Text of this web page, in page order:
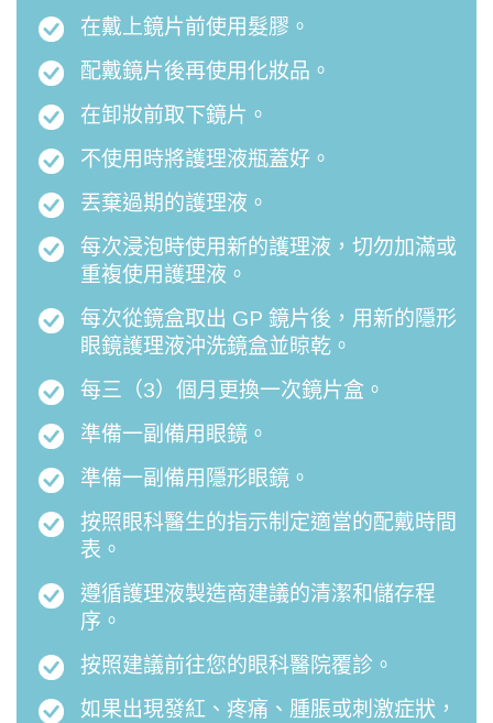
在戴上鏡片前使用髮膠。
配戴鏡片後再使用化妝品。
在卸妝前取下鏡片。
不使用時將護理液瓶蓋好。
丟棄過期的護理液。
每次浸泡時使用新的護理液，切勿加滿或
重複使用護理液。
每次從鏡盒取出 GP 鏡片後，用新的隱形
眼鏡護理液沖洗鏡盒並晾乾。
每三（3）個月更換一次鏡片盒。
準備一副備用眼鏡。
準備一副備用隱形眼鏡。
按照眼科醫生的指示制定適當的配戴時間
表。
遵循護理液製造商建議的清潔和儲存程
序。
按照建議前往您的眼科醫院覆診。
如果出現發紅、疼痛、腫脹或刺激症狀，